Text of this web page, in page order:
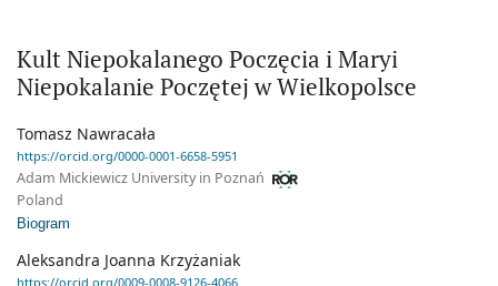
Kult Niepokalanego Poczęcia i Maryi
Niepokalanie Poczętej w Wielkopolsce
Tomasz Nawracała
https://orcid.org/0000-0001-6658-5951
Adam Mickiewicz University in Poznań
Poland
Biogram
Aleksandra Joanna Krzyżaniak
https://orcid.org/0009-0008-9126-4066